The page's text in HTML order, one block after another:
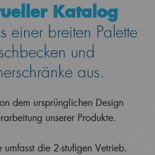
Katalog
einer breiten Palette
und
aus.
dem ursprünglichen Design
unserer Produkte.
umfasst die 2-stufigen Vetrieb.